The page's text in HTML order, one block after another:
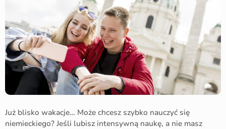
Już blisko wakacje… Może chcesz szybko nauczyć się
niemieckiego? Jeśli lubisz intensywną naukę, a nie masz